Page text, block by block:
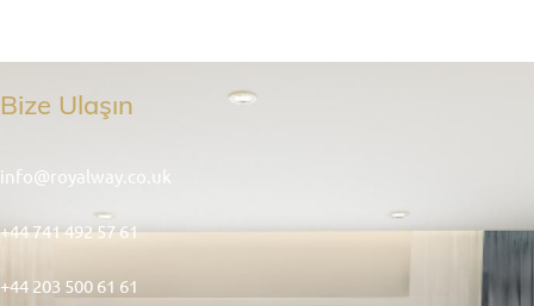
Bize Ulaşın
info@royalway.co.uk
+44 741 492 57 61
+44 203 500 61 61